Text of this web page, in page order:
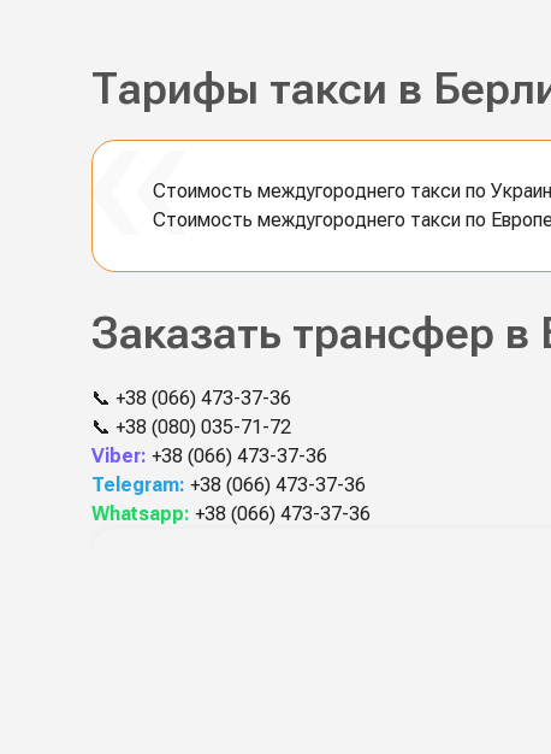
Тарифы такси в
Стоимость междугороднего такси по
Стоимость междугороднего такси по
Заказать трансфер в
📞 +38 (066) 473-37-36
📞 +38 (080) 035-71-72
Viber: +38 (066) 473-37-36
Telegram: +38 (066) 473-37-36
Whatsapp: +38 (066) 473-37-36